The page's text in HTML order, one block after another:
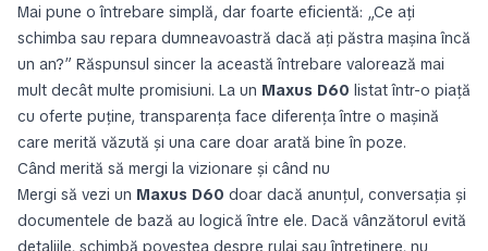
Mai pune o întrebare simplă, dar foarte eficientă: „Ce ați
schimba sau repara dumneavoastră dacă ați păstra mașina încă
un an?” Răspunsul sincer la această întrebare valorează mai
mult decât multe promisiuni. La un Maxus D60 listat într-o piață
cu oferte puține, transparența face diferența între o mașină
care merită văzută și una care doar arată bine în poze.
Când merită să mergi la vizionare și când nu
Mergi să vezi un Maxus D60 doar dacă anunțul, conversația și
documentele de bază au logică între ele. Dacă vânzătorul evită
detaliile, schimbă povestea despre rulaj sau întreținere, nu